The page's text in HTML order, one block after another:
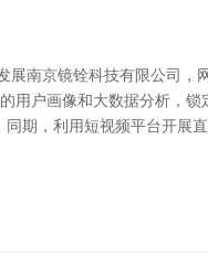
南京镜铨科技有限公司
用户画像和大数据分析，
期，利用短视频平台开展